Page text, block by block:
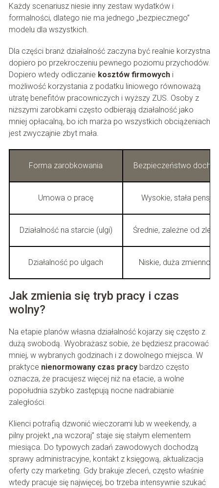
Każdy scenariusz niesie inny zestaw wydatków i
formalności, dlatego nie ma jednego „bezpiecznego”
modelu dla wszystkich.
Dla części branż działalność zaczyna być realnie korzystna
dopiero po przekroczeniu pewnego poziomu przychodów.
Dopiero wtedy odliczanie kosztów firmowychi
możliwość korzystania z podatku liniowego równoważą
utratę benefitów pracowniczych i wyższy ZUS. Osoby z
niższymi zarobkami często odbierają działalność jako
mniej opłacalną, bo ich marża po wszystkich obciążeniach
jest zwyczajnie zbyt mała.
Forma zarobkowania Bezpieczeństwo
Umowa o pracę Wysokie, stała pensja
Działalność na starcie (ulgi) Średnie, zależne od
Działalność po ulgach Niskie, duża zmienność
Jak zmienia się tryb pracy i czas
wolny?
Na etapie planów własna działalność kojarzy się często z
dużą swobodą. Wyobrażasz sobie, że będziesz pracować
mniej, w wybranych godzinach i z dowolnego miejsca. W
praktyce nienormowany czas pracybardzo często
oznacza, że pracujesz więcej niż na etacie, a wolne
popołudnia szybko zastępują nocne nadrabianie
zaległości.
Klienci potrafią dzwonić wieczorami lub w weekendy, a
pilny projekt „na wczoraj” staje się stałym elementem
miesiąca. Do typowych zadań zawodowych dochodzą
sprawy administracyjne, kontakt z księgową, aktualizacja
oferty czy marketing. Gdy brakuje zleceń, często właśnie
wtedy pracuje się najwięcej, bo trzeba intensywnie szukać